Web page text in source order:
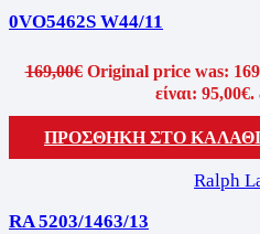
0VO5462S W44/11
169,00€ Original price was:
είναι: 95,00€.
ΠΡΟΣΘΉΚΗ ΣΤΟ ΚΑΛΆΘΙ
Ralph
RA 5203/1463/13